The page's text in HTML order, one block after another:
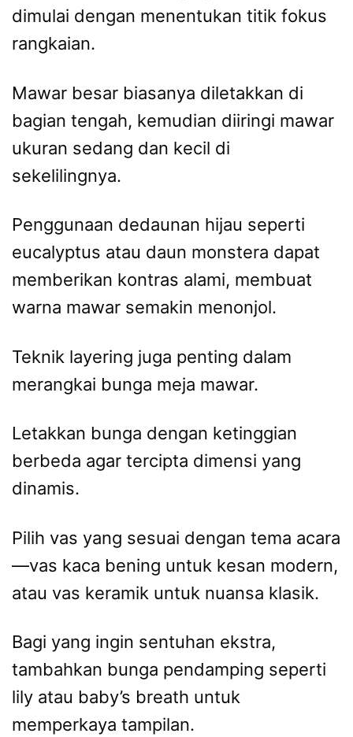
dimulai dengan menentukan titik fokus
rangkaian.
Mawar besar biasanya diletakkan di
bagian tengah, kemudian diiringi mawar
ukuran sedang dan kecil di
sekelilingnya.
Penggunaan dedaunan hijau seperti
eucalyptus atau daun monstera dapat
memberikan kontras alami, membuat
warna mawar semakin menonjol.
Teknik layering juga penting dalam
merangkai bunga meja mawar.
Letakkan bunga dengan ketinggian
berbeda agar tercipta dimensi yang
dinamis.
Pilih vas yang sesuai dengan tema acara
—vas kaca bening untuk kesan modern,
atau vas keramik untuk nuansa klasik.
Bagi yang ingin sentuhan ekstra,
tambahkan bunga pendamping seperti
lily atau baby’s breath untuk
memperkaya tampilan.